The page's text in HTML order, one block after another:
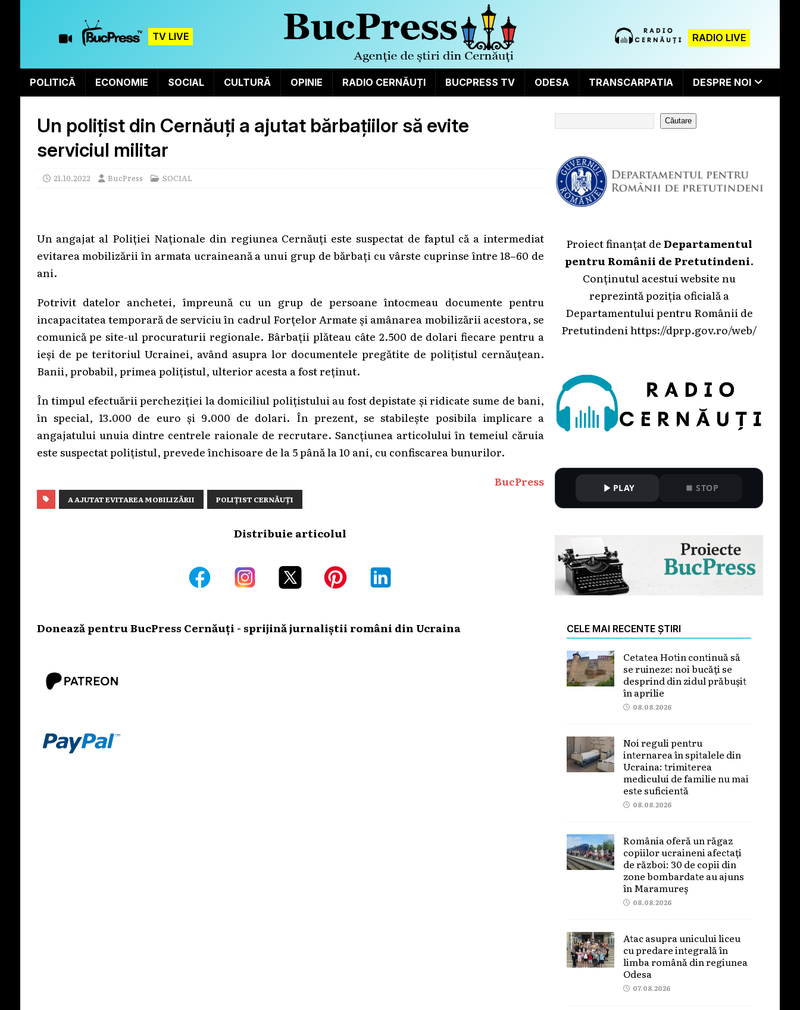
TV LIVE RADIO LIVE
POLITICĂ ECONOMIE SOCIAL CULTURĂ OPINIE RADIO CERNĂUȚI BUCPRESS TV ODESA TRANSCARPATIA DESPRE NOI
Un polițist din Cernăuți a ajutat bărbațiilor să evite
serviciul militar
21.10.2022 BucPress SOCIAL
Un angajat al Poliției Naționale din regiunea Cernăuți este suspectat de faptul că a intermediat
evitarea mobilizării în armata ucraineană a unui grup de bărbați cu vârste cuprinse între 18–60 de
ani.
Potrivit datelor anchetei, împreună cu un grup de persoane întocmeau documente pentru
incapacitatea temporară de serviciu în cadrul Forțelor Armate și amânarea mobilizării acestora, se
comunică pe site-ul procuraturii regionale. Bârbații plăteau câte 2.500 de dolari fiecare pentru a
ieși de pe teritoriul Ucrainei, având asupra lor documentele pregătite de polițistul cernăuțean.
Banii, probabil, primea polițistul, ulterior acesta a fost reținut.
În timpul efectuării percheziției la domiciliul polițistului au fost depistate și ridicate sume de bani,
în special, 13.000 de euro și 9.000 de dolari. În prezent, se stabilește posibila implicare a
angajatului unuia dintre centrele raionale de recrutare. Sancţiunea articolului în temeiul căruia
este suspectat polițistul, prevede închisoare de la 5 până la 10 ani, cu confiscarea bunurilor.
BucPress
A AJUTAT EVITAREA MOBILIZĂRII POLIȚIST CERNĂUȚI
Distribuie articolul
Donează pentru BucPress Cernăuți - sprijină jurnaliștii români din Ucraina
Căutare
Proiect finanțat deDepartamentul
pentru Românii de Pretutindeni.
Conținutul acestui website nu
reprezintă poziția oficială a
Departamentului pentru Românii de
Pretutindenihttps://dprp.gov.ro/web/
PLAY STOP
CELE MAI RECENTE ȘTIRI
Cetatea Hotin continuă să
se ruineze: noi bucăți se
desprind din zidul prăbușit
în aprilie
08.08.2026
Noi reguli pentru
internarea în spitalele din
Ucraina: trimiterea
medicului de familie nu mai
este suficientă
08.08.2026
România oferă un răgaz
copiilor ucraineni afectați
de război: 30 de copii din
zone bombardate au ajuns
în Maramureș
08.08.2026
Atac asupra unicului liceu
cu predare integrală în
limba română din regiunea
Odesa
07.08.2026